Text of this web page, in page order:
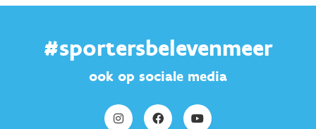
#sportersbelevenmeer
ook op sociale media